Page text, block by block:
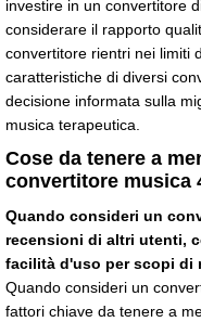
investire in un convertitore
considerare il rapporto
convertitore rientri nei limiti
caratteristiche di diversi
decisione informata sulla
musica terapeutica.
Cose da tenere a
convertitore musica
Quando consideri un
recensioni di altri utenti,
facilità d'uso per scopi di
Quando consideri un
fattori chiave da tenere a